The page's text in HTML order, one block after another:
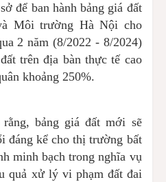
để ban hành bảng giá đất
Môi trường Hà Nội cho
2 năm (8/2022 - 8/2024)
trên địa bàn thực tế cao
khoảng 250%.
bảng giá đất mới sẽ
đáng kể cho thị trường bất
minh bạch trong nghĩa vụ
quả xử lý vi phạm đất đai